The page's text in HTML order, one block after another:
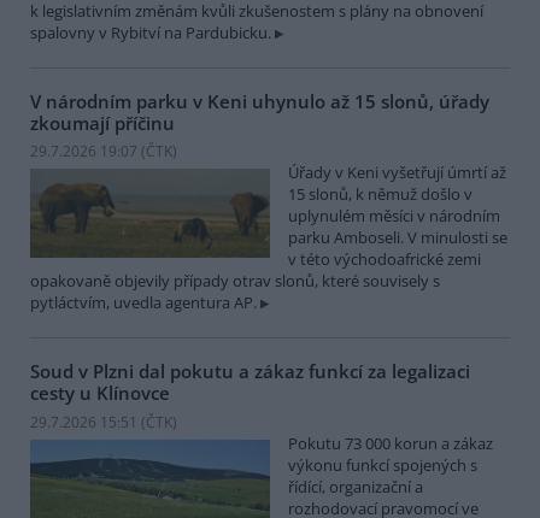
k legislativním změnám kvůli zkušenostem s plány na obnovení
spalovny v Rybitví na Pardubicku.
V národním parku v Keni uhynulo až 15 slonů, úřady
zkoumají příčinu
29.7.2026 19:07 (ČTK)
Úřady v Keni vyšetřují úmrtí až
15 slonů, k němuž došlo v
uplynulém měsíci v národním
parku Amboseli. V minulosti se
v této východoafrické zemi
opakovaně objevily případy otrav slonů, které souvisely s
pytláctvím, uvedla agentura AP.
Soud v Plzni dal pokutu a zákaz funkcí za legalizaci
cesty u Klínovce
29.7.2026 15:51 (ČTK)
Pokutu 73 000 korun a zákaz
výkonu funkcí spojených s
řídící, organizační a
rozhodovací pravomocí ve